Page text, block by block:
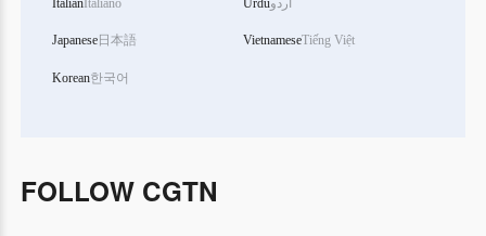
ItalianItaliano
Japanese日本語
Korean한국어
Urduاردو
VietnameseTiếng Việt
FOLLOW CGTN